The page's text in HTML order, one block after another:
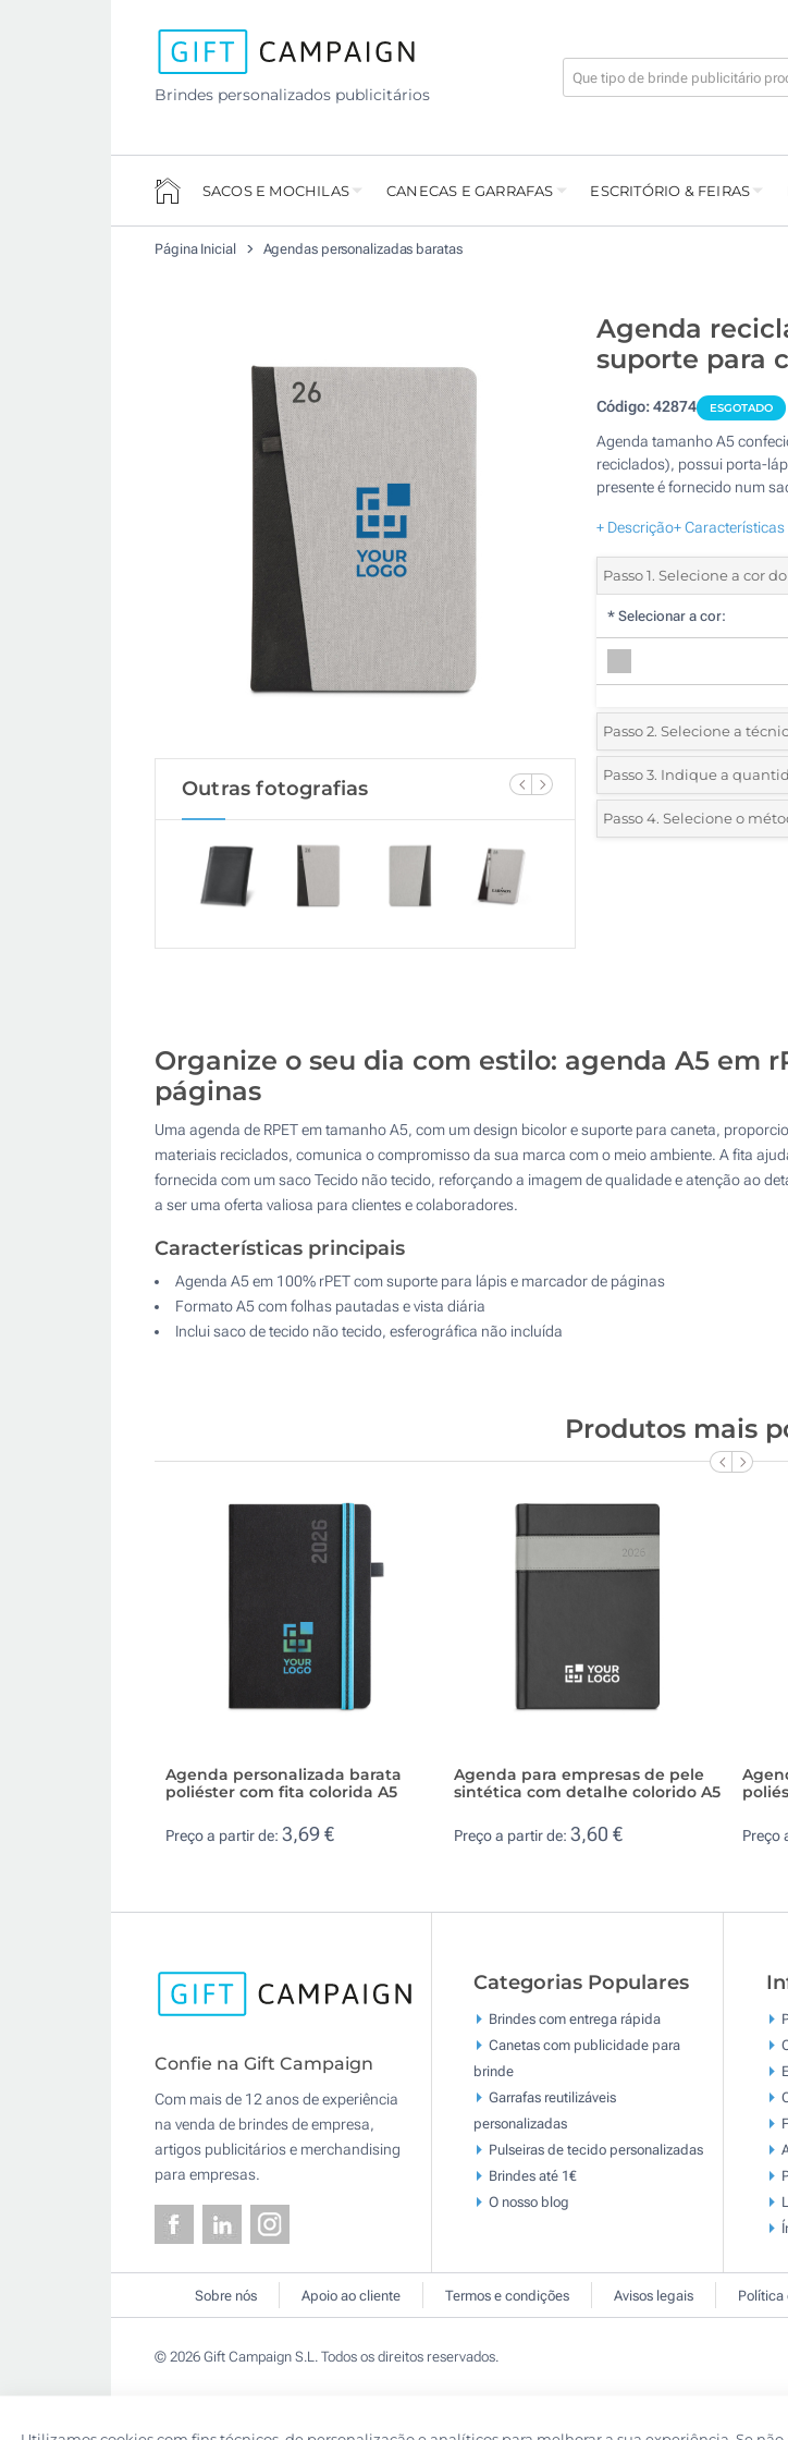
Brindes personalizados publicitários
SACOS E MOCHILAS CANECAS E GARRAFAS ESCRITÓRIO & FEIRAS
Página Inicial Agendas personalizadas baratas
Outras fotografias
Agenda
suporte para
Código:42874 ESGOTADO
Agenda tamanho A5
reciclados), possui porta-
presente é fornecido num
+ Descrição+ Características
Passo 1. Selecione a cor
* Selecionar a cor:
Passo 2. Selecione a
*Selecione o tipo de
1 Cor (Na tampa)
Sem impressão
Passo 3. Indique a
*Quantidade mínima:10
Passo 4. Selecione o
Organize o seu dia com estilo: agenda A5 em
páginas
Uma agenda de RPET em tamanho A5, com um design bicolor e suporte para caneta,
materiais reciclados, comunica o compromisso da sua marca com o meio ambiente. A fita
fornecida com um saco Tecido não tecido, reforçando a imagem de qualidade e atenção ao
a ser uma oferta valiosa para clientes e colaboradores.
Características principais
Agenda A5 em 100% rPET com suporte para lápis e marcador de páginas
Formato A5 com folhas pautadas e vista diária
Inclui saco de tecido não tecido, esferográfica não incluída
Produtos mais
Agenda personalizada barata
poliéster com fita colorida A5
Preço a partir de: 3,69 €
Agenda para empresas de pele
sintética com detalhe colorido A5
Preço a partir de: 3,60 € Preço
Confie na Gift Campaign
Com mais de 12 anos de experiência
na venda de brindes de empresa,
artigos publicitários e merchandising
para empresas.
Categorias Populares
Brindes com entrega rápida
Canetas com publicidade para
brinde
Garrafas reutilizáveis
personalizadas
Pulseiras de tecido personalizadas
Brindes até 1€
O nosso blog
Sobre nós Apoio ao cliente Termos e condições Avisos legais Política
© 2026 Gift Campaign S.L. Todos os direitos reservados.